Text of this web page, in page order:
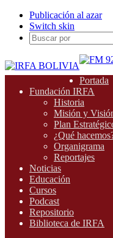
Publicación al azar
Switch skin
Portada
Fundación IRFA
Historia
Misión y
Plan
¿Qué
Organigrama
Reportajes
Noticias
Educación
Cursos
Podcast
Repositorio
Biblioteca de IRFA